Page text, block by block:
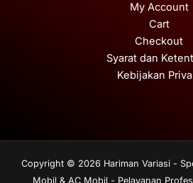
My Account
Cart
Checkout
Syarat dan
Kebijakan
Copyright © 2026 Hariman Variasi -
Mobil & AC Mobil - Pelayanan